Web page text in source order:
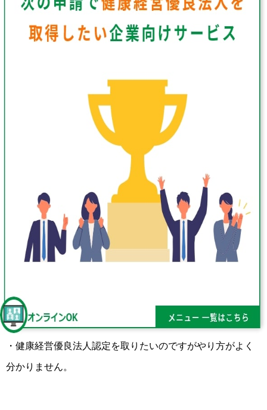
・健康経営優良法人認定を取りたいのですがやり方がよく
分かりません。